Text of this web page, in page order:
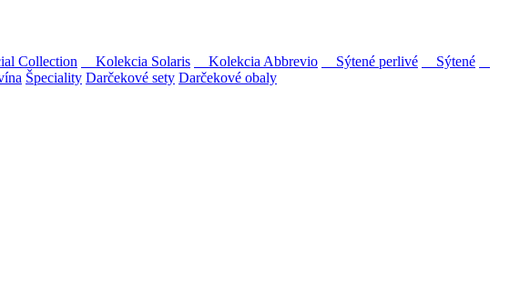
Collection Kolekcia Solaris Kolekcia Abbrevio Sýtené perlivé
Sýtené
Špeciality Darčekové sety Darčekové obaly
Furmint, Lipovina a Muškát žltý reduktívnou technológiou. Hrozno spracúvame